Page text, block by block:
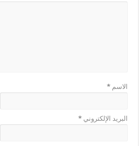
الاسم*
البريد الإلكتروني*